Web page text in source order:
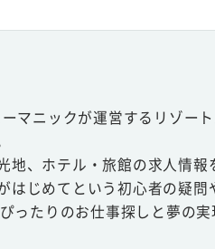
マニックが運営するリゾー
地、ホテル・旅館の求人情
はじめてという初心者の疑
たりのお仕事探しと夢の実